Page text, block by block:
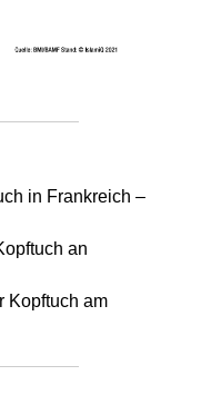
in Frankreich –
an
Kopftuch am